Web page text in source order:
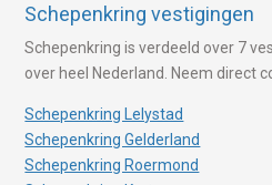
Schepenkring vestigingen
Schepenkring is verdeeld over 7
over heel Nederland. Neem direct
Schepenkring Lelystad
Schepenkring Gelderland
Schepenkring Roermond